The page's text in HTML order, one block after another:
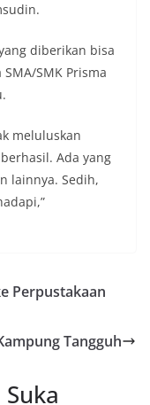
diberikan bisa
SMK Prisma
meluluskan
Ada yang
lainnya. Sedih,
Perpustakaan
Tangguh